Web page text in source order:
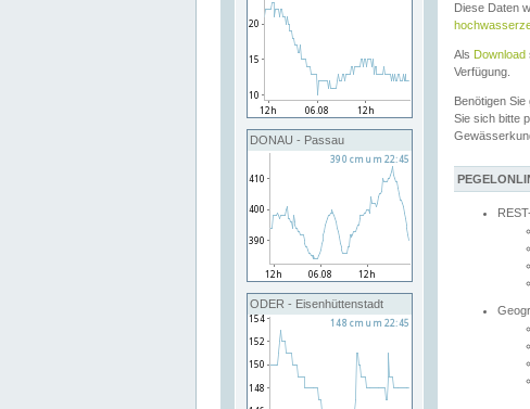
DONAU - Passau
ODER - Eisenhüttenstadt
Diese Daten
Als Download
Verfügung.
Benötigen
Sie sich bitte